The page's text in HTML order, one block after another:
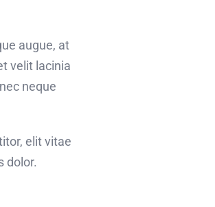
augue, at
velit lacinia
neque
elit vitae
dolor.